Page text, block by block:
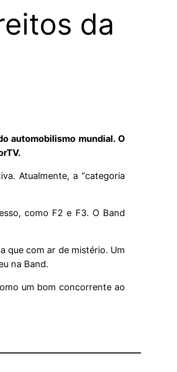
da
automobilismo mundial. O
Atualmente, a “categoria
como F2 e F3. O Band
que com ar de mistério. Um
na Band.
um bom concorrente ao